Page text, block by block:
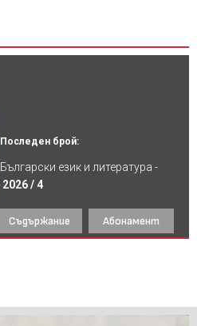
Последен брой:
Български език и литература -
2026 / 4
Съдържание Абонамент